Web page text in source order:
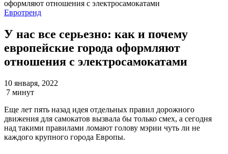
Евротренд
У нас все серьезно: как и почему
европейские города оформляют
отношения с электросамокатами
10 января, 2022
7 минут
Еще лет пять назад идея отдельных правил дорожного
движения для самокатов вызвала бы только смех, а сегодня
над такими правилами ломают голову мэрии чуть ли не
каждого крупного города Европы.